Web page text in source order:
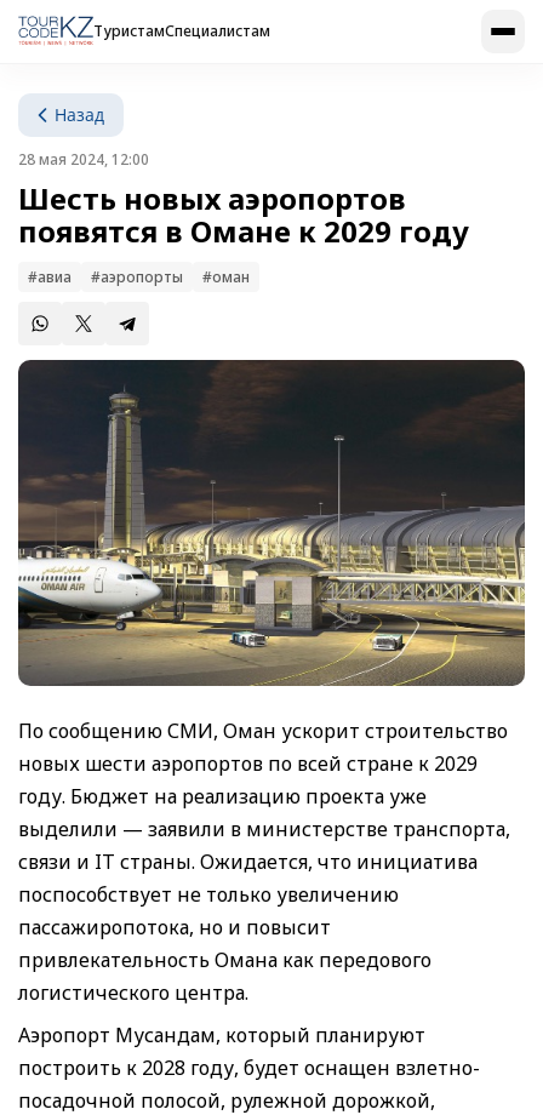
ТуристамСпециалистам
Назад
28 мая 2024, 12:00
Шесть новых аэропортов
появятся в Омане к 2029 году
#авиа #аэропорты #оман
По сообщению СМИ, Оман ускорит строительство
новых шести аэропортов по всей стране к 2029
году. Бюджет на реализацию проекта уже
выделили — заявили в министерстве транспорта,
связи и IT страны. Ожидается, что инициатива
поспособствует не только увеличению
пассажиропотока, но и повысит
привлекательность Омана как передового
логистического центра.
Аэропорт Мусандам, который планируют
построить к 2028 году, будет оснащен взлетно-
посадочной полосой, рулежной дорожкой,